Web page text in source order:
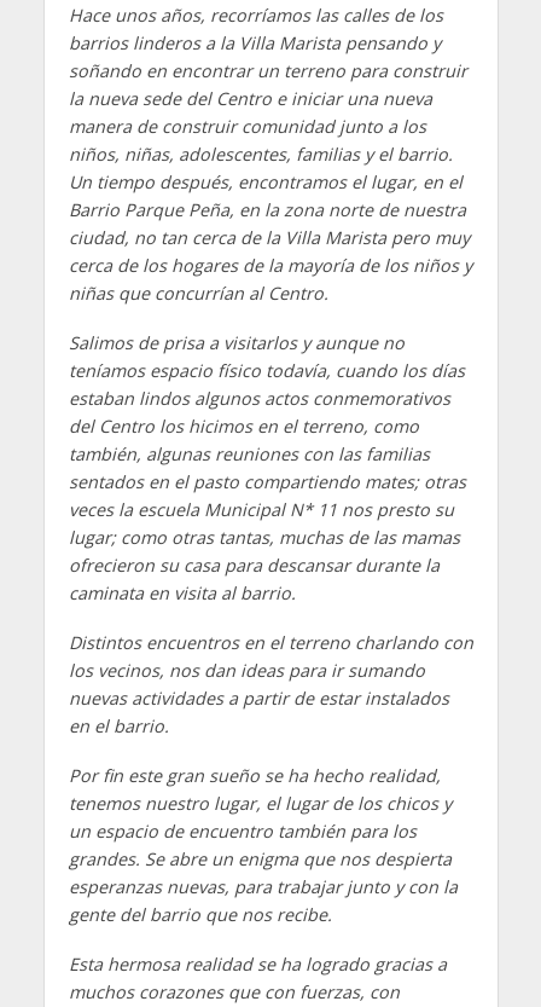
Hace unos años, recorríamos las calles de los
barrios linderos a la Villa Marista pensando y
soñando en encontrar un terreno para construir
la nueva sede del Centro e iniciar una nueva
manera de construir comunidad junto a los
niños, niñas, adolescentes, familias y el barrio.
Un tiempo después, encontramos el lugar, en el
Barrio Parque Peña, en la zona norte de nuestra
ciudad, no tan cerca de la Villa Marista pero muy
cerca de los hogares de la mayoría de los niños y
niñas que concurrían al Centro.
Salimos de prisa a visitarlos y aunque no
teníamos espacio físico todavía, cuando los días
estaban lindos algunos actos conmemorativos
del Centro los hicimos en el terreno, como
también, algunas reuniones con las familias
sentados en el pasto compartiendo mates; otras
veces la escuela Municipal N* 11 nos presto su
lugar; como otras tantas, muchas de las mamas
ofrecieron su casa para descansar durante la
caminata en visita al barrio.
Distintos encuentros en el terreno charlando con
los vecinos, nos dan ideas para ir sumando
nuevas actividades a partir de estar instalados
en el barrio.
Por fin este gran sueño se ha hecho realidad,
tenemos nuestro lugar, el lugar de los chicos y
un espacio de encuentro también para los
grandes. Se abre un enigma que nos despierta
esperanzas nuevas, para trabajar junto y con la
gente del barrio que nos recibe.
Esta hermosa realidad se ha logrado gracias a
muchos corazones que con fuerzas, con